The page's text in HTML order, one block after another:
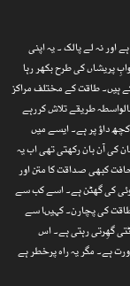
نہ لے پالک ۔ یہ اپنی
پریشاں کی طرح بکھر رہا
ہیں۔ طاقت کے مختلف مراکز
طریقے تلاش کررہے
داؤ پر ہے۔ ایسے میں
کی آن بان رکھتی تھی اب یہ
کبھی صداقت کا متن اور
کی گھٹن ہے۔ اسے کب سے
طاقت کی پچارن۔ کہیںا سے
گھِرتی رہتی ہے۔ اس
ہے۔ مگر یہ راہ پرخطر ہے